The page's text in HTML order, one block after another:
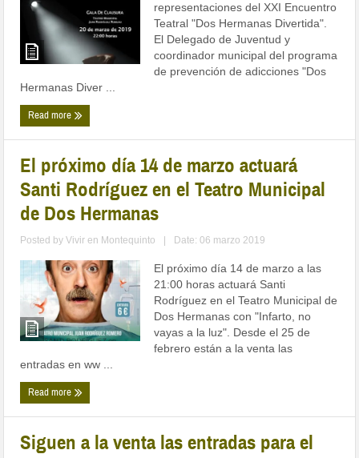
representaciones del XXI Encuentro
Teatral "Dos Hermanas Divertida".
El Delegado de Juventud y
coordinador municipal del programa
de prevención de adicciones "Dos
Hermanas Diver ...
Read more
El próximo día 14 de marzo actuará
Santi Rodríguez en el Teatro Municipal
de Dos Hermanas
Posted byVivir en Montequinto Date: 06 marzo 2019
El próximo día 14 de marzo a las
21:00 horas actuará Santi
Rodríguez en el Teatro Municipal de
Dos Hermanas con "Infarto, no
vayas a la luz". Desde el 25 de
febrero están a la venta las
entradas en ww ...
Read more
Siguen a la venta las entradas para el